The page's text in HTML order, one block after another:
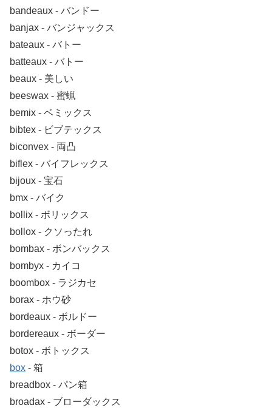
bandeaux ‐ バンドー
banjax ‐ バンジャックス
bateaux ‐ バトー
batteaux ‐ バトー
beaux ‐ 美しい
beeswax ‐ 蜜蝋
bemix ‐ ベミックス
bibtex ‐ ビブテックス
biconvex ‐ 両凸
biflex ‐ バイフレックス
bijoux ‐ 宝石
bmx ‐ バイク
bollix ‐ ボリックス
bollox ‐ クソったれ
bombax ‐ ボンバックス
bombyx ‐ カイコ
boombox ‐ ラジカセ
borax ‐ ホウ砂
bordeaux ‐ ボルドー
bordereaux ‐ ボーダー
botox ‐ ボトックス
box ‐ 箱
breadbox ‐ パン箱
broadax ‐ ブローダックス